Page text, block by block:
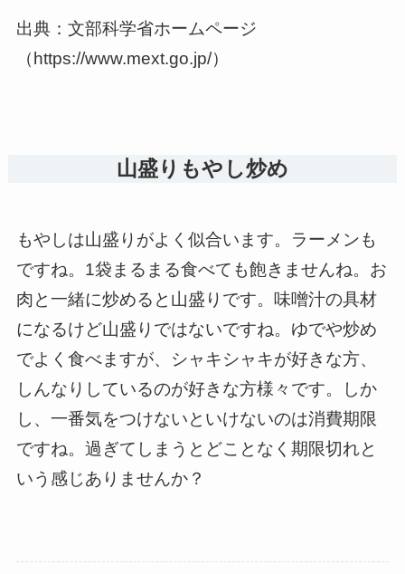
出典：文部科学省ホームページ
（https://www.mext.go.jp/）
山盛りもやし炒め
もやしは山盛りがよく似合います。ラーメンも
ですね。1袋まるまる食べても飽きませんね。お
肉と一緒に炒めると山盛りです。味噌汁の具材
になるけど山盛りではないですね。ゆでや炒め
でよく食べますが、シャキシャキが好きな方、
しんなりしているのが好きな方様々です。しか
し、一番気をつけないといけないのは消費期限
ですね。過ぎてしまうとどことなく期限切れと
いう感じありませんか？